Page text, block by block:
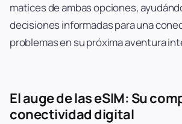
matices de ambas opciones,
decisiones informadas para una
problemas en su próxima aventura
El auge de las eSIM: Su
conectividad digital